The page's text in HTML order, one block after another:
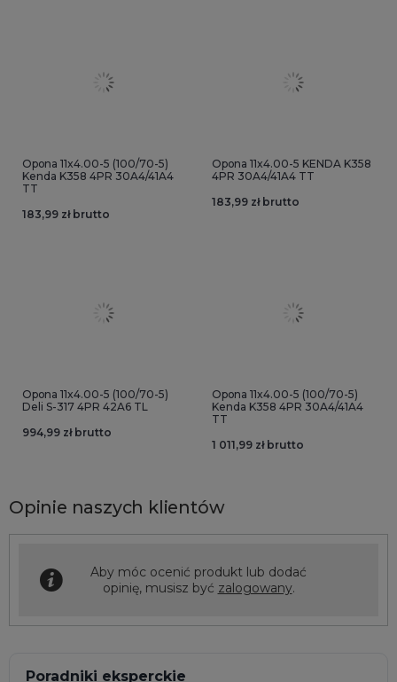
Opona 11x4.00-5 (100/70-5)
Kenda K358 4PR 30A4/41A4
TT
183,99 zł brutto
Opona 11x4.00-5 KENDA K358
4PR 30A4/41A4 TT
183,99 zł brutto
Opona 11x4.00-5 (100/70-5)
Deli S-317 4PR 42A6 TL
994,99 zł brutto
Opona 11x4.00-5 (100/70-5)
Kenda K358 4PR 30A4/41A4
TT
1 011,99 zł brutto
Opinie naszych klientów
Aby móc ocenić produkt lub dodać
opinię, musisz być zalogowany.
Poradniki eksperckie